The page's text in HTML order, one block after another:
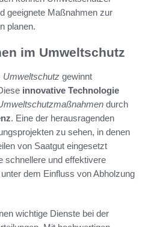
geeignete Maßnahmen zur
planen.
im Umweltschutz
Umweltschutz gewinnt
innovative Technologie
durch
. Eine der herausragenden
zu sehen, in denen
von Saatgut eingesetzt
schnellere und effektivere
dem Einfluss von Abholzung
wichtige Dienste bei der